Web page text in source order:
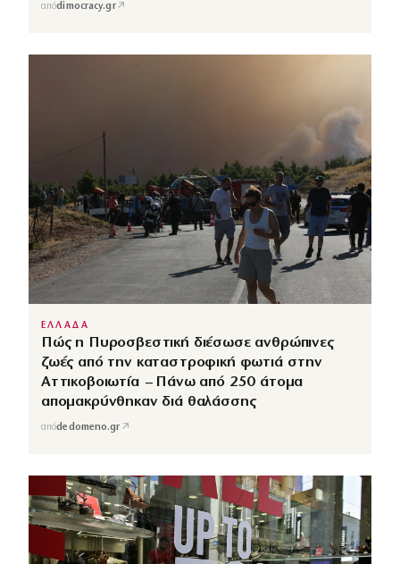
απόdimocracy.gr↗
ΕΛΛΑΔΑ
Πώς η Πυροσβεστική διέσωσε ανθρώπινες
ζωές από την καταστροφική φωτιά στην
Αττικοβοιωτία – Πάνω από 250 άτομα
απομακρύνθηκαν διά θαλάσσης
απόdedomeno.gr ↗